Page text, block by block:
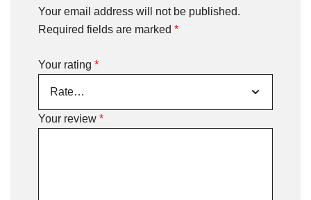
Your email address will not be published.
Required fields are marked *
Your rating *
Your review *